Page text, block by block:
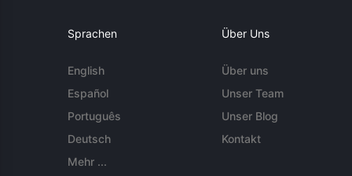
Sprachen
English
Español
Português
Deutsch
Mehr ...
Über Uns
Über uns
Unser Team
Unser Blog
Kontakt